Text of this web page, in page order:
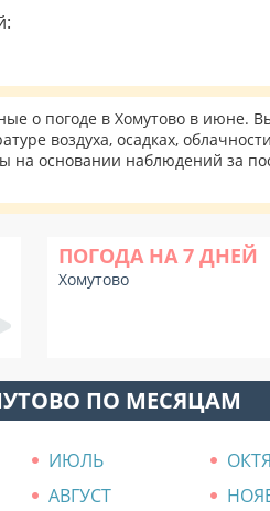
о погоде в Хомутово в июне.
воздуха, осадках,
на основании наблюдений за
ПОГОДА НА 7 ДНЕЙ
Хомутово
ПО МЕСЯЦАМ
ИЮЛЬ
АВГУСТ